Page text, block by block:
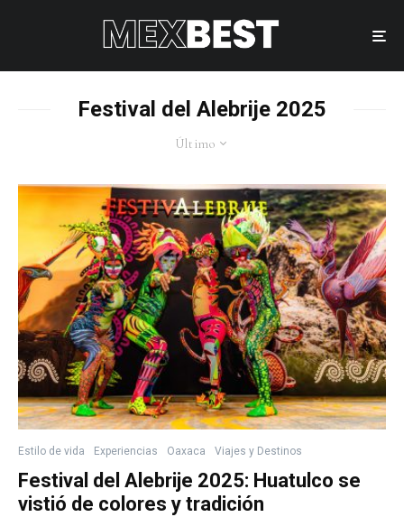
Festival del Alebrije 2025
Último
Estilo de vida Experiencias Oaxaca Viajes y Destinos
Festival del Alebrije 2025: Huatulco se
vistió de colores y tradición